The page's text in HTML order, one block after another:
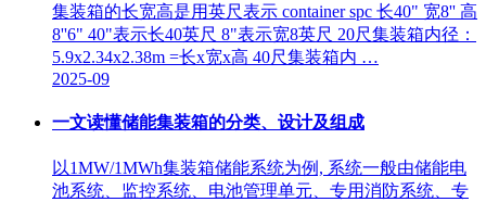
集装箱的长宽高是用英尺表示 container spc 长40" 宽8'' 高
8''6" 40"表示长40英尺 8"表示宽8英尺 20尺集装箱内径：
5.9x2.34x2.38m =长x宽x高 40尺集装箱内 …
2025-09
一文读懂储能集装箱的分类、设计及组成
以1MW/1MWh集装箱储能系统为例, 系统一般由储能电
池系统、监控系统、电池管理单元、专用消防系统、专